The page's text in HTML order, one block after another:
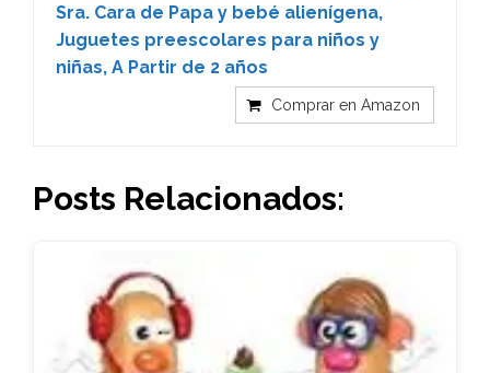
Sra. Cara de Papa y bebé alienígena,
Juguetes preescolares para niños y
niñas, A Partir de 2 años
Comprar en Amazon
Posts Relacionados: